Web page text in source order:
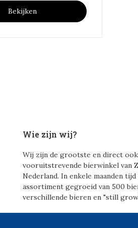
Bekijken
Wie zijn wij?
Wij zijn de grootste en direct
vooruitstrevende bierwinkel van
Nederland. In enkele maanden
assortiment gegroeid van 500
verschillende bieren en "still